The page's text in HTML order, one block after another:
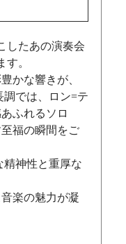
したあの演奏会
。
かな響きが、
調では、ロン=テ
ふれるソロ
福の瞬間をご
精神性と重厚な
楽の魅力が凝